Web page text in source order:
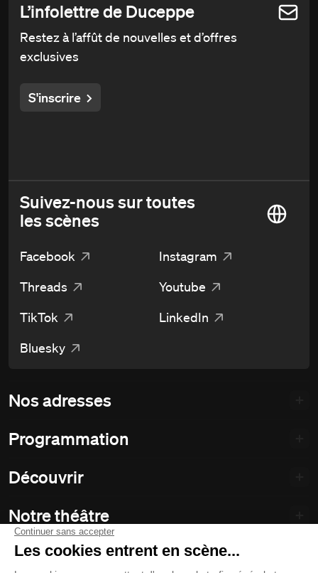
L’infolettre de Duceppe
Restez à l’affût de nouvelles et d’offres
exclusives
S'inscrire
Suivez-nous sur toutes
les scènes
Facebook
Instagram
Threads
Youtube
TikTok
LinkedIn
Bluesky
Nos adresses
Programmation
Découvrir
Notre théâtre
Philanthropie et partenariats